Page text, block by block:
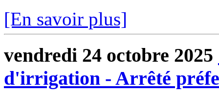
[En savoir plus]
vendredi 24 octobre 2025
d'irrigation - Arrêté